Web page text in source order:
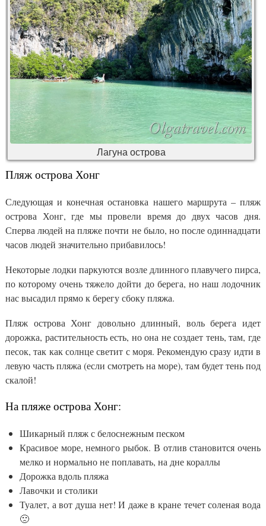
Лагуна острова
Пляж острова Хонг
Следующая и конечная остановка нашего маршрута – пляж
острова Хонг, где мы провели время до двух часов дня.
Сперва людей на пляже почти не было, но после одиннадцати
часов людей значительно прибавилось!
Некоторые лодки паркуются возле длинного плавучего пирса,
по которому очень тяжело дойти до берега, но наш лодочник
нас высадил прямо к берегу сбоку пляжа.
Пляж острова Хонг довольно длинный, воль берега идет
дорожка, растительность есть, но она не создает тень, там, где
песок, так как солнце светит с моря. Рекомендую сразу идти в
левую часть пляжа (если смотреть на море), там будет тень под
скалой!
На пляже острова Хонг:
Шикарный пляж с белоснежным песком
Красивое море, немного рыбок. В отлив становится очень
мелко и нормально не поплавать, на дне кораллы
Дорожка вдоль пляжа
Лавочки и столики
Туалет, а вот душа нет! И даже в кране течет соленая вода
🙁